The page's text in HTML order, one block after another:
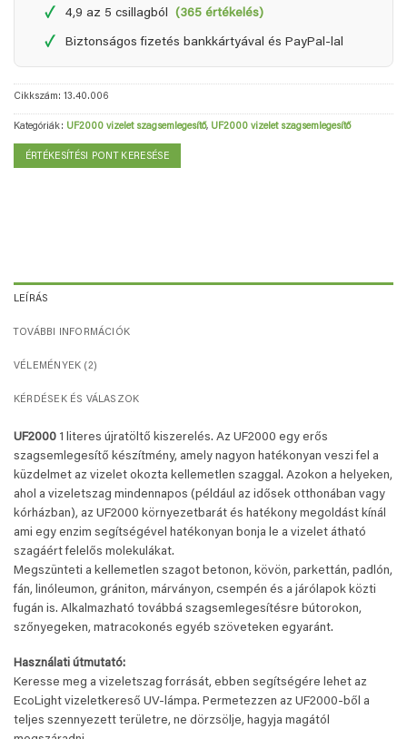
✓ 4,9 az 5 csillagból(365 értékelés)
✓ Biztonságos fizetés bankkártyával és PayPal-lal
Cikkszám: 13.40.006
Kategóriák: UF2000 vizelet szagsemlegesítő, UF2000 vizelet szagsemlegesítő
ÉRTÉKESÍTÉSI PONT KERESÉSE
LEÍRÁS
TOVÁBBI INFORMÁCIÓK
VÉLEMÉNYEK (2)
KÉRDÉSEK ÉS VÁLASZOK
UF2000 1 literes újratöltő kiszerelés. Az UF2000 egy erős
szagsemlegesítő készítmény, amely nagyon hatékonyan veszi fel a
küzdelmet az vizelet okozta kellemetlen szaggal. Azokon a helyeken,
ahol a vizeletszag mindennapos (például az idősek otthonában vagy
kórházban), az UF2000 környezetbarát és hatékony megoldást kínál
ami egy enzim segítségével hatékonyan bonja le a vizelet átható
szagáért felelős molekulákat.
Megszünteti a kellemetlen szagot betonon, kövön, parkettán, padlón,
fán, linóleumon, grániton, márványon, csempén és a járólapok közti
fugán is. Alkalmazható továbbá szagsemlegesítésre bútorokon,
szőnyegeken, matracokonés egyéb szöveteken egyaránt.
Használati útmutató:
Keresse meg a vizeletszag forrását, ebben segítségére lehet az
EcoLight vizeletkereső UV-lámpa. Permetezzen az UF2000-ből a
teljes szennyezett területre, ne dörzsölje, hagyja magától